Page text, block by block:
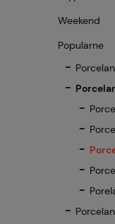
Weekend
Popularne